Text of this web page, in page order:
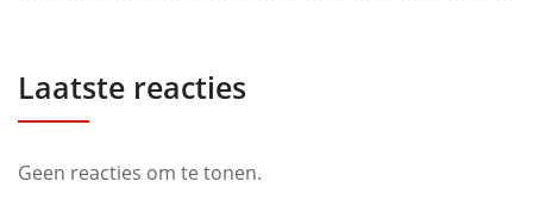
Laatste reacties
Geen reacties om te tonen.